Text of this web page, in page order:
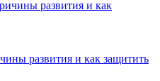
развития и как защитить